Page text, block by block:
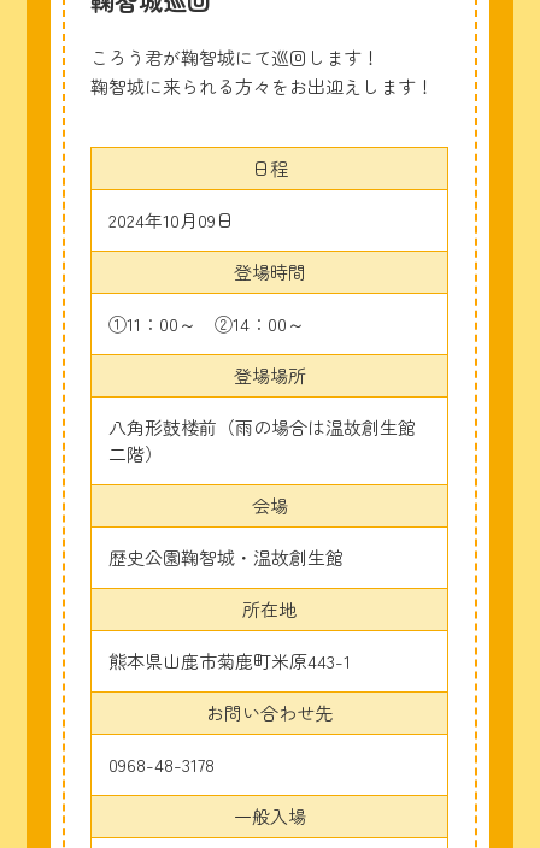
ころう君が鞠智城にて巡回します！
鞠智城に来られる方々をお出迎えします！
日程
2024年10月09日
登場時間
①11：00～ ②14：00～
登場場所
八角形鼓楼前（雨の場合は温故創生館
二階）
会場
歴史公園鞠智城・温故創生館
所在地
熊本県山鹿市菊鹿町米原443-1
お問い合わせ先
0968-48-3178
一般入場